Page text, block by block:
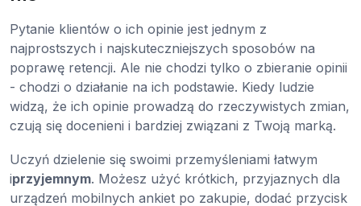
Pytanie klientów o ich opinie jest jednym z
najprostszych i najskuteczniejszych sposobów na
poprawę retencji. Ale nie chodzi tylko o zbieranie opinii
- chodzi o działanie na ich podstawie. Kiedy ludzie
widzą, że ich opinie prowadzą do rzeczywistych zmian,
czują się docenieni i bardziej związani z Twoją marką.
Uczyń dzielenie się swoimi przemyśleniami łatwym
iprzyjemnym. Możesz użyć krótkich, przyjaznych dla
urządzeń mobilnych ankiet po zakupie, dodać przycisk